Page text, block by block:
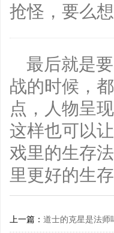
抢怪，要么
最后就是
战的时候，
点，人物呈
这样也可以
戏里的生存
里更好的生存
上一篇： 道士的克星是法师